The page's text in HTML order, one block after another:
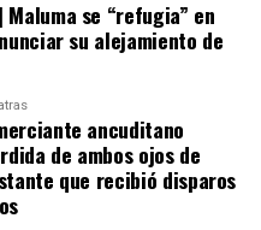
a Santiago para
mejor que Camila
de quien comparte su
las “pequeñas
se repiten en redes
excedente al Dante Jara
Maluma se “refugia” en
su alejamiento de
ancuditano
de ambos ojos de
que recibió disparos